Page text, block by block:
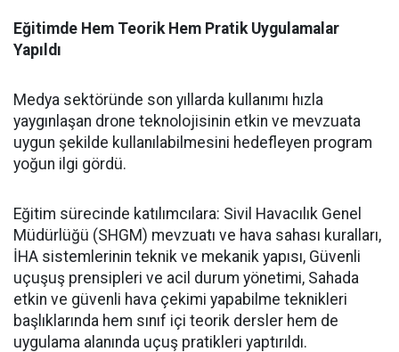
Eğitimde Hem Teorik Hem Pratik Uygulamalar
Yapıldı
Medya sektöründe son yıllarda kullanımı hızla
yaygınlaşan drone teknolojisinin etkin ve mevzuata
uygun şekilde kullanılabilmesini hedefleyen program
yoğun ilgi gördü.
Eğitim sürecinde katılımcılara: Sivil Havacılık Genel
Müdürlüğü (SHGM) mevzuatı ve hava sahası kuralları,
İHA sistemlerinin teknik ve mekanik yapısı, Güvenli
uçuşuş prensipleri ve acil durum yönetimi, Sahada
etkin ve güvenli hava çekimi yapabilme teknikleri
başlıklarında hem sınıf içi teorik dersler hem de
uygulama alanında uçuş pratikleri yaptırıldı.